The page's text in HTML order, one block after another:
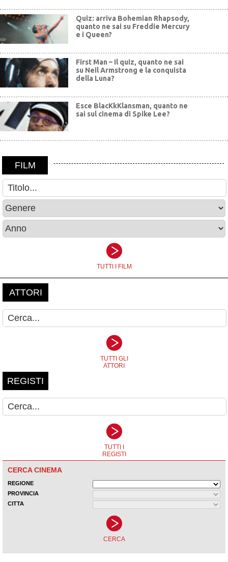
Quiz: arriva Bohemian Rhapsody,
quanto ne sai su Freddie Mercury
e i Queen?
First Man – Il quiz, quanto ne sai
su Neil Armstrong e la conquista
della Luna?
Esce BlacKkKlansman, quanto ne
sai sul cinema di Spike Lee?